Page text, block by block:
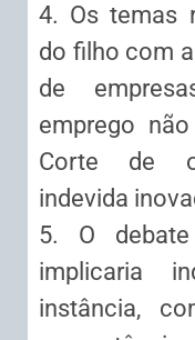
4. Os temas
do filho com
de
emprego
Corte de
indevida
5. O
implicaria
instância,